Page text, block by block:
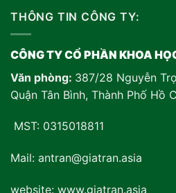
THÔNG TIN CÔNG TY:
CÔNG TY CỔ PHẦN KHOA
Văn phòng: 387/28 Nguyễn
Quận Tân Bình, Thành Phố Hồ
MST: 0315018811
Mail: antran@giatran.asia
website: www.giatran.asia